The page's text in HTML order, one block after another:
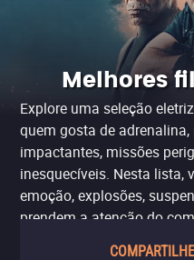
Melhores
Explore uma seleção
quem gosta de
impactantes, missões
inesquecíveis. Nesta lista,
emoção, explosões,
prendem a atenção do